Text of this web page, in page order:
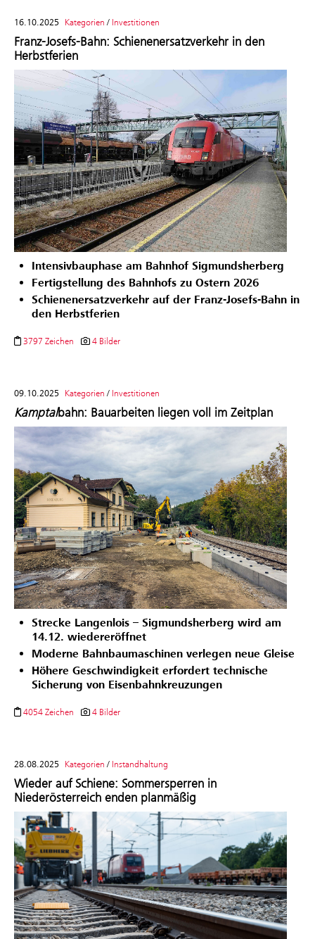
16.10.2025 Kategorien / Investitionen
Franz-Josefs-Bahn: Schienenersatzverkehr in den
Herbstferien
Intensivbauphase am Bahnhof Sigmundsherberg
Fertigstellung des Bahnhofs zu Ostern 2026
Schienenersatzverkehr auf der Franz-Josefs-Bahn in
den Herbstferien
3797 Zeichen 4 Bilder
09.10.2025 Kategorien / Investitionen
Kamptalbahn: Bauarbeiten liegen voll im Zeitplan
Strecke Langenlois – Sigmundsherberg wird am
14.12. wiedereröffnet
Moderne Bahnbaumaschinen verlegen neue Gleise
Höhere Geschwindigkeit erfordert technische
Sicherung von Eisenbahnkreuzungen
4054 Zeichen 4 Bilder
28.08.2025 Kategorien / Instandhaltung
Wieder auf Schiene: Sommersperren in
Niederösterreich enden planmäßig